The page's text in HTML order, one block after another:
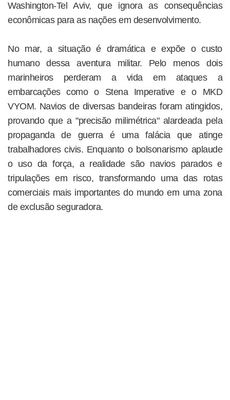
Washington-Tel Aviv, que ignora as consequências
econômicas para as nações em desenvolvimento.
No mar, a situação é dramática e expõe o custo
humano dessa aventura militar. Pelo menos dois
marinheiros perderam a vida em ataques a
embarcações como o Stena Imperative e o MKD
VYOM. Navios de diversas bandeiras foram atingidos,
provando que a "precisão milimétrica" alardeada pela
propaganda de guerra é uma falácia que atinge
trabalhadores civis. Enquanto o bolsonarismo aplaude
o uso da força, a realidade são navios parados e
tripulações em risco, transformando uma das rotas
comerciais mais importantes do mundo em uma zona
de exclusão seguradora.